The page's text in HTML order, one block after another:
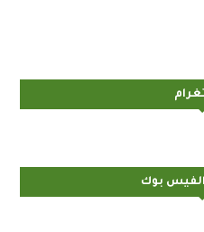
الفيس بوك